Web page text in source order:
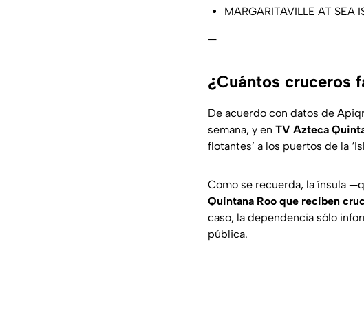
MARGARITAVILLE AT SEA
—
¿Cuántos cruceros
De acuerdo con datos de
semana, y en TV Azteca
flotantes’ a los puertos de la
Como se recuerda, la ínsula
Quintana Roo que reciben
caso, la dependencia sólo
pública.